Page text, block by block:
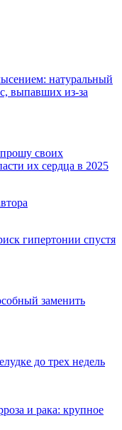
натуральный
выпавших из-за
прошу своих
их сердца в 2025
гипертонии спустя
заменить
до трех недель
и рака: крупное